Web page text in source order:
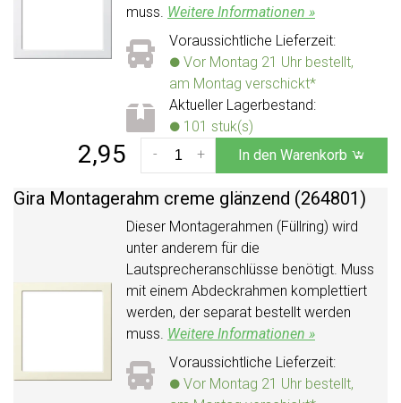
muss. Weitere Informationen »
Voraussichtliche Lieferzeit:
Vor Montag 21 Uhr bestellt,
am Montag verschickt*
Aktueller Lagerbestand:
101 stuk(s)
2,95 +
- In den Warenkorb
Gira Montagerahm creme glänzend (264801)
Dieser Montagerahmen (Füllring) wird
unter anderem für die
Lautsprecheranschlüsse benötigt. Muss
mit einem Abdeckrahmen komplettiert
werden, der separat bestellt werden
muss. Weitere Informationen »
Voraussichtliche Lieferzeit:
Vor Montag 21 Uhr bestellt,